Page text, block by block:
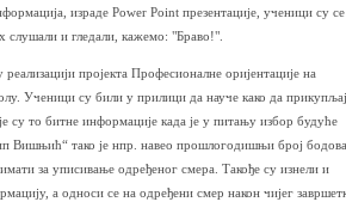
израде Power Point презентације, ученици су се
слушали и гледали, кажемо: "Браво!".
реализацији пројекта Професионалне оријентације на
Ученици су били у прилици да науче како да
су то битне информације када је у питању избор будуће
тако је нпр. навео прошлогодишњи број бодова
за уписивање одређеног смера. Такође су изнели и
а односи се на одређени смер након чијег